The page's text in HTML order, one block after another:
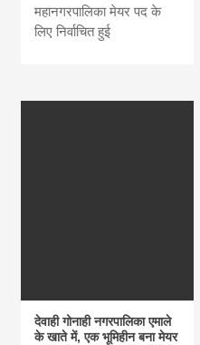
महानगरपालिका मेयर पद के
लिए निर्वाचित हुई
देवाही गोनाही नगरपालिका एमाले
के खाते में, एक भूमिहीन बना मेयर